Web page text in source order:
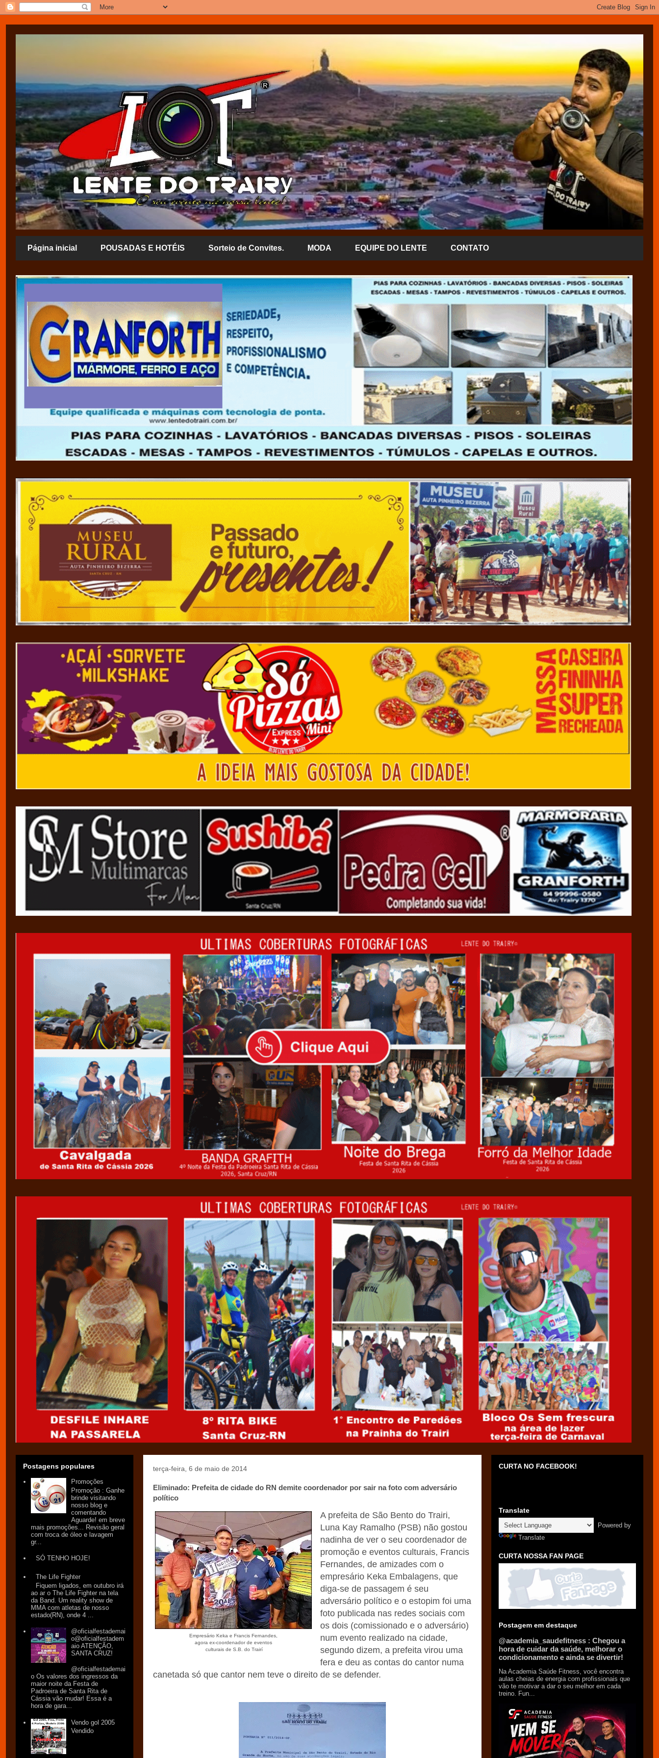
Página inicial POUSADAS E HOTÉIS Sorteio de Convites. MODA EQUIPE DO LENTE CONTATO
terça-feira, 6 de maio de 2014
Eliminado: Prefeita de cidade do RN demite coordenador por sair na foto com adversário
político
Empresário Keka e Francis Fernandes,
agora ex-coordenador de eventos
culturais de S.B. do Trairí
A prefeita de São Bento do Trairi,
Luna Kay Ramalho (PSB) não gostou
nadinha de ver o seu coordenador de
promoção e eventos culturais, Francis
Fernandes, de amizades com o
empresário Keka Embalagens, que
diga-se de passagem é seu
adversário político e o estopim foi uma
foto publicada nas redes sociais com
os dois (comissionado e o adversário)
num evento realizado na cidade,
segundo dizem, a prefeita virou uma
fera e deu as contas do cantor numa
canetada só que cantor nem teve o direito de se defender.
Postagens populares
Promoções
Promoção : Ganhe
brinde visitando
nosso blog e
comentando
Aguarde! em breve
mais promoções... Revisão geral
com troca de óleo e lavagem
gr...
SÓ TENHO HOJE!
The Life Fighter
Fiquem ligados, em outubro irá
ao ar o The Life Fighter na tela
da Band. Um reality show de
MMA com atletas de nosso
estado(RN), onde 4 ...
@oficialfestademai
o@oficialfestadem
aio ATENÇÃO,
SANTA CRUZ!
@oficialfestademai
o Os valores dos ingressos da
maior noite da Festa de
Padroeira de Santa Rita de
Cássia vão mudar! Essa é a
hora de gara...
Vendo gol 2005
Vendido
CURTA NO FACEBOOK!
Translate
Powered by
Translate
CURTA NOSSA FAN PAGE
Postagem em destaque
@academia_saudefitness : Chegou a
hora de cuidar da saúde, melhorar o
condicionamento e ainda se divertir!
Na Academia Saúde Fitness, você encontra
aulas cheias de energia com profissionais que
vão te motivar a dar o seu melhor em cada
treino. Fun...